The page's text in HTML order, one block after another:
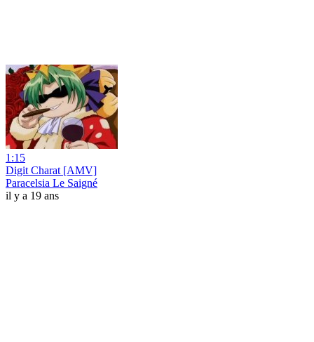
1:15
Digit Charat [AMV]
Paracelsia Le Saigné
il y a 19 ans